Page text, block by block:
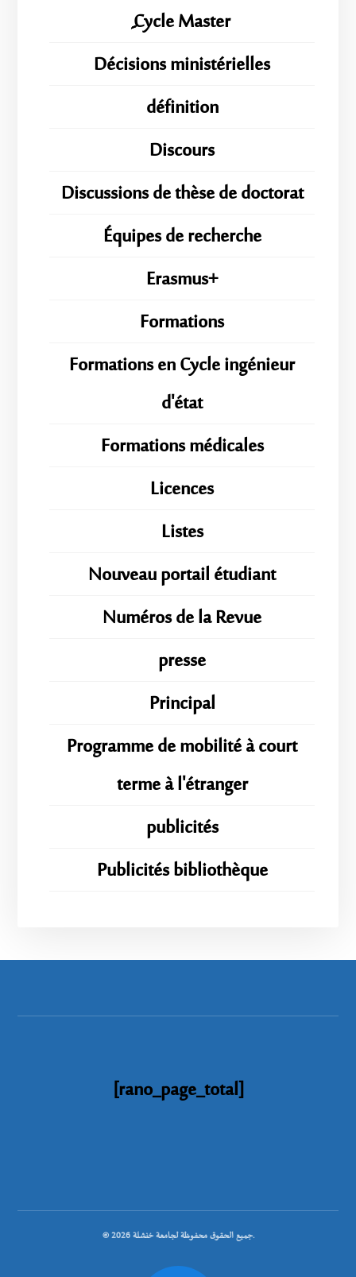
ِِِCycle Master
Décisions ministérielles
définition
Discours
Discussions de thèse de doctorat
Équipes de recherche
Erasmus+
Formations
Formations en Cycle ingénieur
d'état
Formations médicales
Licences
Listes
Nouveau portail étudiant
Numéros de la Revue
presse
Principal
Programme de mobilité à court
terme à l'étranger
publicités
Publicités bibliothèque
[rano_page_total]
© جميع الحقوق محفوظة لجامعة خنشلة 2026.